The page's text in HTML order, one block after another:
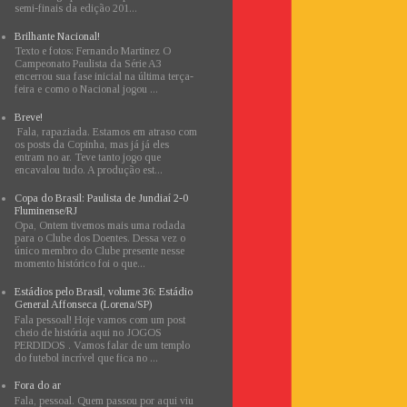
semi-finais da edição 201...
Brilhante Nacional!
Texto e fotos: Fernando Martinez O
Campeonato Paulista da Série A3
encerrou sua fase inicial na última terça-
feira e como o Nacional jogou ...
Breve!
Fala, rapaziada. Estamos em atraso com
os posts da Copinha, mas já já eles
entram no ar. Teve tanto jogo que
encavalou tudo. A produção est...
Copa do Brasil: Paulista de Jundiaí 2-0
Fluminense/RJ
Opa, Ontem tivemos mais uma rodada
para o Clube dos Doentes. Dessa vez o
único membro do Clube presente nesse
momento histórico foi o que...
Estádios pelo Brasil, volume 36: Estádio
General Affonseca (Lorena/SP)
Fala pessoal! Hoje vamos com um post
cheio de história aqui no JOGOS
PERDIDOS . Vamos falar de um templo
do futebol incrível que fica no ...
Fora do ar
Fala, pessoal. Quem passou por aqui viu